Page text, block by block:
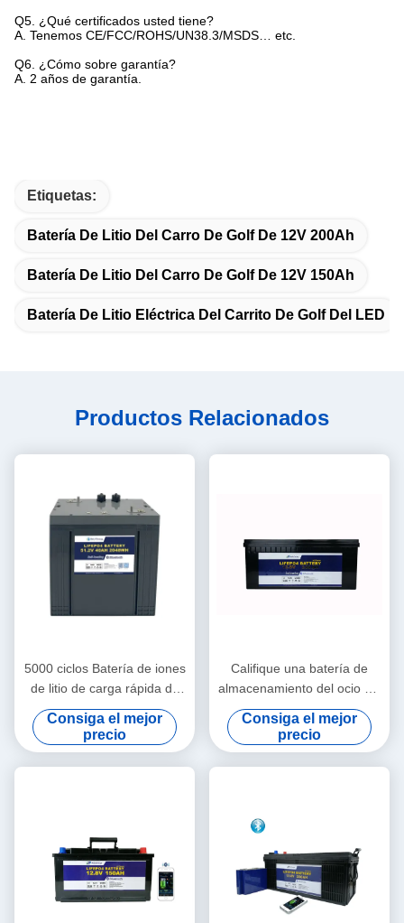
Q5. ¿Qué certificados usted tiene?
A. Tenemos CE/FCC/ROHS/UN38.3/MSDS… etc.
Q6. ¿Cómo sobre garantía?
A. 2 años de garantía.
Etiquetas:
Batería De Litio Del Carro De Golf De 12V 200Ah
Batería De Litio Del Carro De Golf De 12V 150Ah
Batería De Litio Eléctrica Del Carrito De Golf Del LED
Productos Relacionados
5000 ciclos Batería de iones
de litio de carga rápida de
alta potencia 48V40Ah Para
Golfcart
Consiga el mejor
precio
Califique una batería de
almacenamiento del ocio EV
12v de la batería de litio del
carro de golf 300Ah
Consiga el mejor
precio